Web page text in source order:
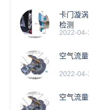
卡门漩
检测
2022-04-
空气流
2022-04-
空气流